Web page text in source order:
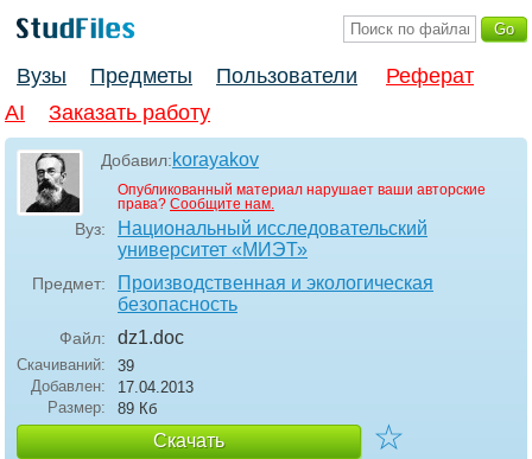
Вузы Предметы Пользователи
Реферат
AI
Заказать работу
Добавил:korayakov
Опубликованный материал нарушает ваши авторские
права? Сообщите нам.
Вуз:
Национальный исследовательский
университет «МИЭТ»
Предмет:
Производственная и экологическая
безопасность
Файл: dz1.doc
Скачиваний:
39
Добавлен:
17.04.2013
Размер:
89 Кб
Скачать ☆